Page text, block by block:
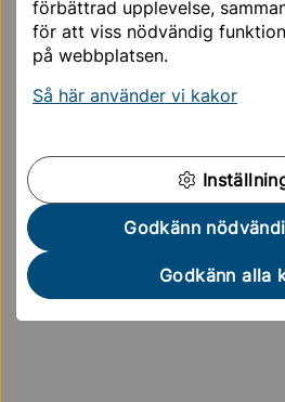
förbättrad upplevelse,
för att viss nödvändig
på webbplatsen.
Så här använder vi kakor
Godkänn
Godkänn alla
zonerna.